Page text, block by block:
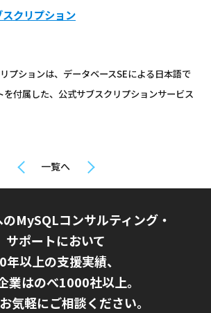
クリプション
プションは、データベースSEによる日本語で
を付属した、公式サブスクリプションサービス
一覧へ
MySQLコンサルティング・
サポートにおいて
年以上の支援実績、
業はのべ1000社以上。
気軽にご相談ください。